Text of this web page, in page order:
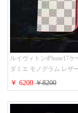
ルイヴィトンiPhone17ケ
ダミエ モノグラム レザ
ビジネス風 メンズ レデ
ホケース お 揃い
￥ 6200￥8200